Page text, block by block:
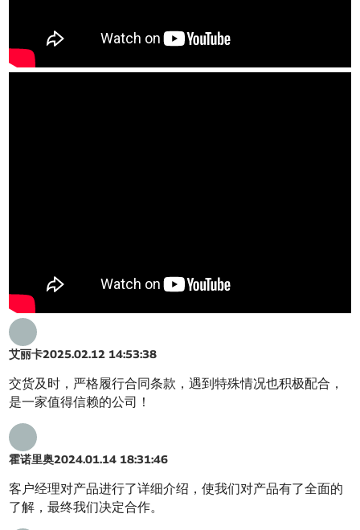
艾丽卡2025.02.12 14:53:38
交货及时，严格履行合同条款，遇到特殊情况也积极配合，
是一家值得信赖的公司！
霍诺里奥2024.01.14 18:31:46
客户经理对产品进行了详细介绍，使我们对产品有了全面的
了解，最终我们决定合作。